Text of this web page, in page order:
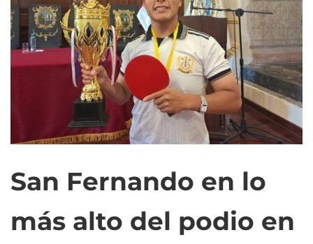
San Fernando en lo
más alto del podio en